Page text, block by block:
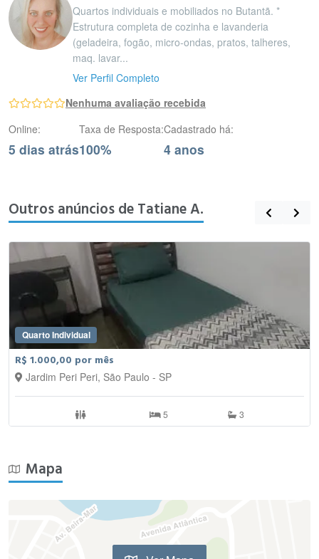
Quartos individuais e mobiliados no Butantã. *
Estrutura completa de cozinha e lavanderia
(geladeira, fogão, micro-ondas, pratos, talheres,
maq. lavar...
Ver Perfil Completo
Nenhuma avaliação recebida
Online:
5 dias atrás
Taxa de Resposta:
100%
Cadastrado há:
4 anos
Outros anúncios de Tatiane A.
Quarto Individual
R$ 1.000,00 por mês
Jardim Peri Peri, São Paulo - SP
5 3
Mapa